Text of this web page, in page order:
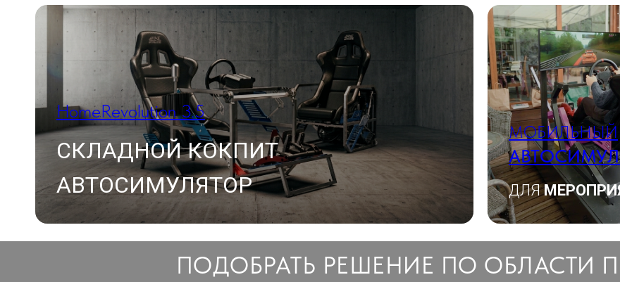
HomeRevolution 3.5
СКЛАДНОЙ КОКПИТ
АВТОСИМУЛЯТОР
МОБИЛЬНЫЙ
ДЛЯ
ПОДОБРАТЬ РЕШЕНИЕ ПО ОБЛАСТИ